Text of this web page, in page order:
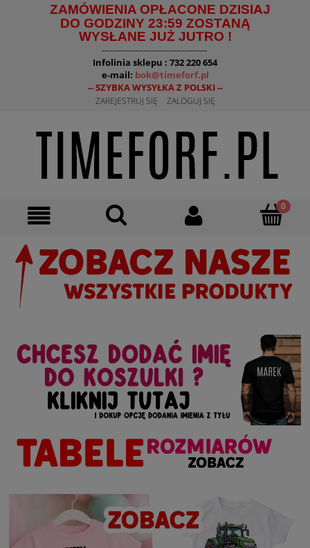
ZAMÓWIENIA OPŁACONE DZISIAJ
DO GODZINY 23:59 ZOSTANĄ
WYSŁANE JUŻ JUTRO !
--------------------------------------
Infolinia sklepu : 732 220 654
e-mail: bok@timeforf.pl
-- SZYBKA WYSYŁKA Z POLSKI --
ZAREJESTRUJ SIĘ ZALOGUJ SIĘ